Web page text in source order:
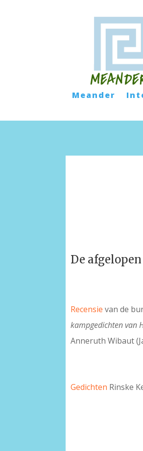
Meander
De
Recensie van de
kampgedichten van
Anneruth Wibaut
Gedichten Rinske